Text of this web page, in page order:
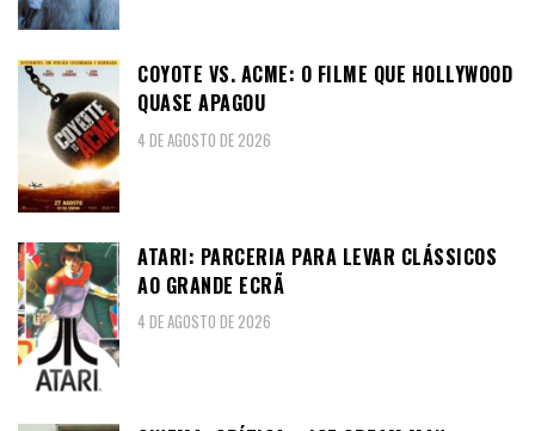
COYOTE VS. ACME: O FILME QUE HOLLYWOOD
QUASE APAGOU
4 DE AGOSTO DE 2026
ATARI: PARCERIA PARA LEVAR CLÁSSICOS
AO GRANDE ECRÃ
4 DE AGOSTO DE 2026